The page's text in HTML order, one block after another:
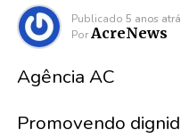
Publicado 5 anos
Por AcreNews
Agência AC
Promovendo